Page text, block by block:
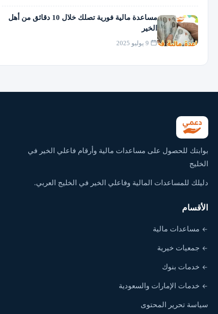
مساعدة مالية فورية تصلك خلال 10 دقائق من أهل
الخير
بوابتك للحصول على مساعدات مالية وأرقام فاعلي الخير في
الخليج
دليلك للمساعدات المالية وفاعلي الخير في الخليج العربي.
الأقسام
مساعدات مالية
جمعيات خيرية
خدمات بنوك
خدمات الإمارات والسعودية
سياسة تحرير المحتوى